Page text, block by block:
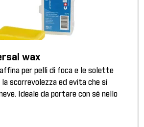
wax
per pelli di foca e le solette
scorrevolezza ed evita che si
Ideale da portare con sé nello